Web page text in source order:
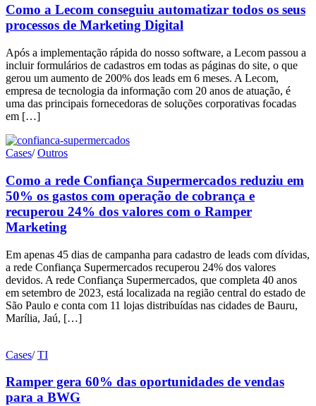
Como a Lecom conseguiu automatizar todos os seus
processos de Marketing Digital
Após a implementação rápida do nosso software, a Lecom passou a
incluir formulários de cadastros em todas as páginas do site, o que
gerou um aumento de 200% dos leads em 6 meses. A Lecom,
empresa de tecnologia da informação com 20 anos de atuação, é
uma das principais fornecedoras de soluções corporativas focadas
em […]
Cases/Outros
Como a rede Confiança Supermercados reduziu em
50% os gastos com operação de cobrança e
recuperou 24% dos valores com o Ramper
Marketing
Em apenas 45 dias de campanha para cadastro de leads com dívidas,
a rede Confiança Supermercados recuperou 24% dos valores
devidos. A rede Confiança Supermercados, que completa 40 anos
em setembro de 2023, está localizada na região central do estado de
São Paulo e conta com 11 lojas distribuídas nas cidades de Bauru,
Marília, Jaú, […]
Cases/TI
Ramper gera 60% das oportunidades de vendas
para a BWG